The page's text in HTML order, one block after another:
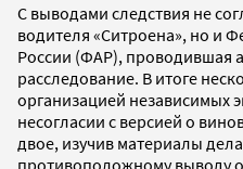
С выводами следствия не
водителя «Ситроена», но и
России (ФАР), проводившая
расследование. В итоге
организацией независимых
несогласии с версией о
двое, изучив материалы
противоположному выводу